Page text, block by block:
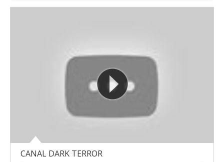
CANAL DARK TERROR